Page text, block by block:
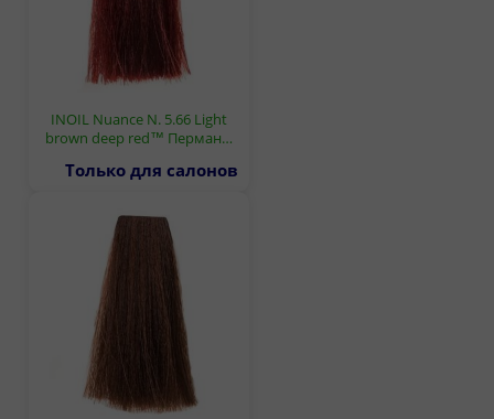
INOIL Nuance N. 5.66 Light
brown deep red™ Перман…
Только для салонов